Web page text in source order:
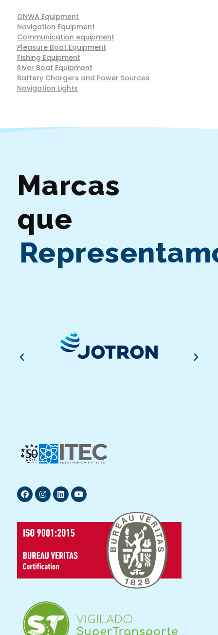
ONWA Equipment
Navigation Equipment
Communication equipment
Pleasure Boat Equipment
Fishing Equipment
River Boat Equipment
Battery Chargers and Power Sources
Navigation Lights
Marcas
que